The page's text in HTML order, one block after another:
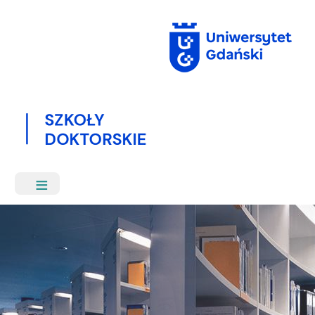
treści